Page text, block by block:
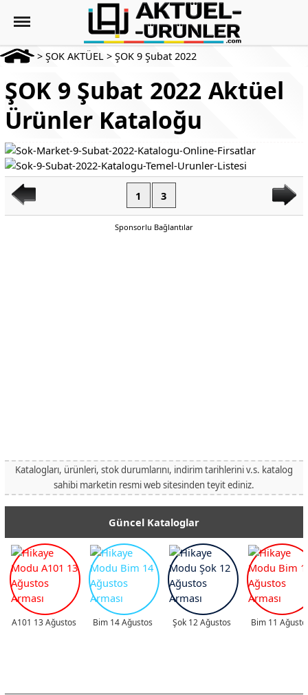
> ŞOK AKTÜEL > ŞOK 9 Şubat 2022
ŞOK 9 Şubat 2022 Aktüel
Ürünler Kataloğu
1 3
Sponsorlu Bağlantılar
Katalogları, ürünleri, stok durumlarını, indirim tarihlerini v.s. katalog
sahibi marketin resmi web sitesinden teyit ediniz.
Güncel Kataloglar
A101 13 Ağustos Bim 14 Ağustos Şok 12 Ağustos Bim 11